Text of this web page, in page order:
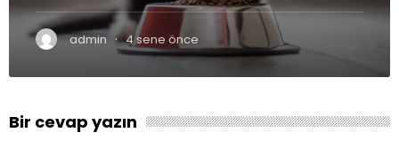
admin · 4 sene önce
Bir cevap yazın